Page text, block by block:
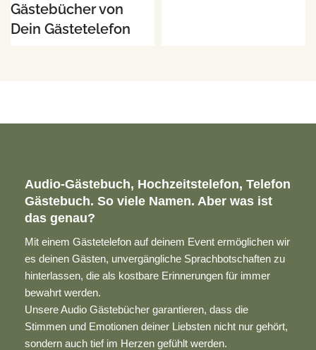
Gästebücher von
Dein Gästetelefon
Audio-Gästebuch, Hochzeitstelefon, Telefon
Gästebuch. So viele Namen. Aber was ist
das genau?
Mit einem Gästetelefon auf deinem Event ermöglichen wir
es deinen Gästen, unvergängliche Sprachbotschaften zu
hinterlassen, die als kostbare Erinnerungen für immer
bewahrt werden.
Unsere Audio Gästebücher garantieren, dass die
Stimmen und Emotionen deiner Liebsten nicht nur gehört,
sondern auch tief im Herzen gefühlt werden.